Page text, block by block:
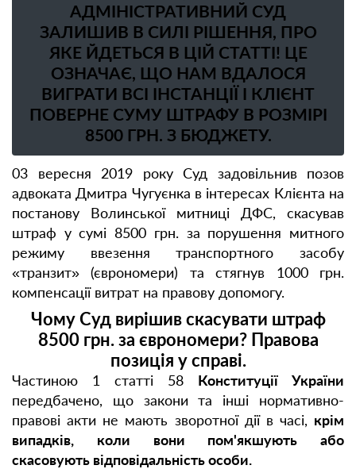
АДМІНІСТРАТИВНИЙ СУД
ЗАЛИШИВ В СИЛІ РІШЕННЯ, ПРО
ЯКЕ ЙДЕТЬСЯ В ЦІЙ СТАТТІ! ЦЕ
ОЗНАЧАЄ, ЩО НАМ ВДАЛОСЯ
ВИГРАТИ ВСІ ІНСТАНЦІЇ І КЛІЄНТ
ПОВЕРНЕ СУМУ ШТРАФУ В РОЗМІРІ
8500 ГРН. З БЮДЖЕТУ.
03 вересня 2019 року Суд задовільнив позов
адвоката Дмитра Чугуєнка в інтересах Клієнта на
постанову Волинської митниці ДФС, скасував
штраф у сумі 8500 грн. за порушення митного
режиму ввезення транспортного засобу
«транзит» (єврономери) та стягнув 1000 грн.
компенсації витрат на правову допомогу.
Чому Суд вирішив скасувати штраф
8500 грн. за єврономери? Правова
позиція у справі.
Частиною 1 статті 58 Конституції України
передбачено, що закони та інші нормативно-
правові акти не мають зворотної дії в часі, крім
випадків, коли вони пом'якшують або
скасовують відповідальність особи.